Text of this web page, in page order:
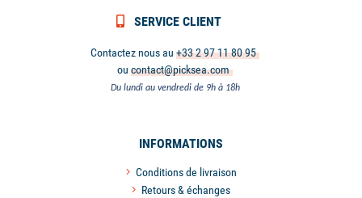
SERVICE CLIENT
Contactez nous au +33 2 97 11 80 95
ou contact@picksea.com
Du lundi au vendredi de 9h à 18h
INFORMATIONS
Conditions de livraison
Retours & échanges